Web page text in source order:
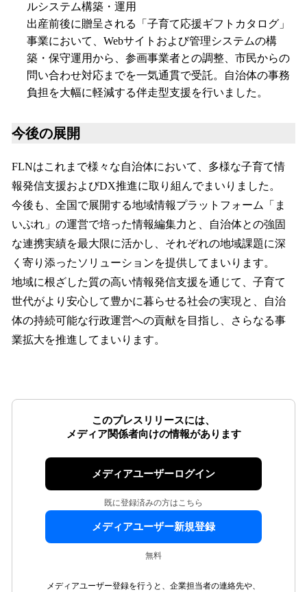
ルシステム構築・運用
出産前後に贈呈される「子育て応援ギフトカタログ」
事業において、Webサイトおよび管理システムの構
築・保守運用から、参画事業者との調整、市民からの
問い合わせ対応までを一気通貫で受託。自治体の事務
負担を大幅に軽減する伴走型支援を行いました。
今後の展開
FLNはこれまで様々な自治体において、多様な子育て情
報発信支援およびDX推進に取り組んでまいりました。
今後も、全国で展開する地域情報プラットフォーム「ま
いぷれ」の運営で培った情報編集力と、自治体との強固
な連携実績を最大限に活かし、それぞれの地域課題に深
く寄り添ったソリューションを提供してまいります。
地域に根ざした質の高い情報発信支援を通じて、子育て
世代がより安心して豊かに暮らせる社会の実現と、自治
体の持続可能な行政運営への貢献を目指し、さらなる事
業拡大を推進してまいります。
このプレスリリースには、
メディア関係者向けの情報があります
メディアユーザーログイン
既に登録済みの方はこちら
メディアユーザー新規登録
無料
メディアユーザー登録を行うと、企業担当者の連絡先や、